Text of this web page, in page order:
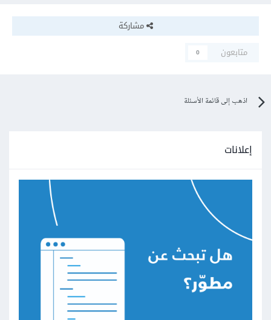
مشاركة
متابعون
0
اذهب إلى قائمة الأسئلة
إعلانات